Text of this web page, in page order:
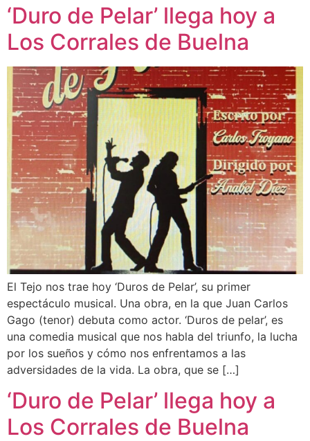
‘Duro de Pelar’ llega hoy a
Los Corrales de Buelna
El Tejo nos trae hoy ‘Duros de Pelar’, su primer
espectáculo musical. Una obra, en la que Juan Carlos
Gago (tenor) debuta como actor. ‘Duros de pelar’, es
una comedia musical que nos habla del triunfo, la lucha
por los sueños y cómo nos enfrentamos a las
adversidades de la vida. La obra, que se […]
‘Duro de Pelar’ llega hoy a
Los Corrales de Buelna